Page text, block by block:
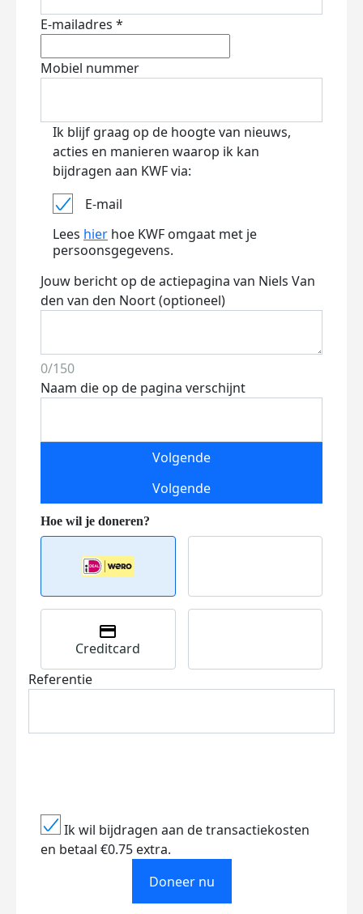
E-mailadres *
Mobiel nummer
Ik blijf graag op de hoogte van nieuws,
acties en manieren waarop ik kan
bijdragen aan KWF via:
E-mail
Lees hier hoe KWF omgaat met je
persoonsgegevens.
Jouw bericht op de actiepagina van Niels Van
den van den Noort (optioneel)
0/150
Naam die op de pagina verschijnt
Volgende
Volgende
Creditcard
Referentie
Ik wil bijdragen aan de transactiekosten
en betaal €0.75 extra.
Doneer nu